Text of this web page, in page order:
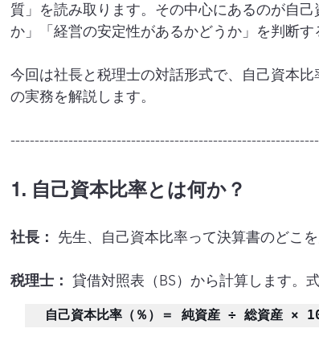
質」を読み取ります。その中心にあるのが自
か」「経営の安定性があるかどうか」を判断す
今回は社長と税理士の対話形式で、自己資本
の実務を解説します。
1. 自己資本比率とは何か？
社長： 先生、自己資本比率って決算書のどこ
税理士： 貸借対照表（BS）から計算します。
自己資本比率（％）＝ 純資産 ÷ 総資産 ×